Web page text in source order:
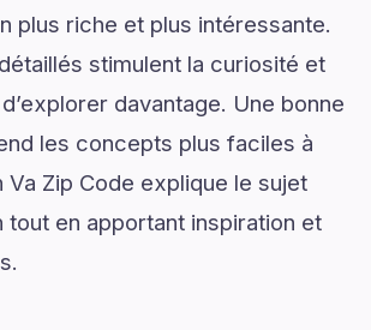
plus riche et plus intéressante.
stimulent la curiosité et
davantage. Une bonne
les concepts plus faciles à
Va Zip Code explique le sujet
tout en apportant inspiration et